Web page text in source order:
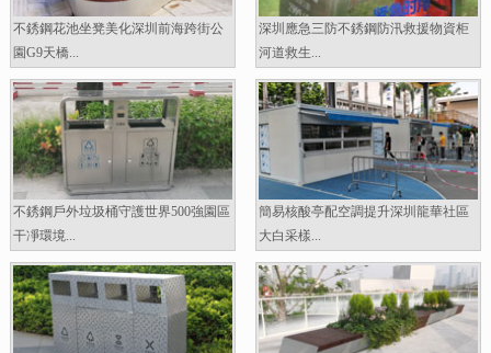
不銹鋼花池坐凳美化深圳前海跨街公
園G9天橋...
深圳應急三防不銹鋼防汛救援物資柜
河道救生...
不銹鋼戶外垃圾桶守護世界500強園區
干凈環境...
簡易核酸亭配空調提升深圳龍華社區
大白采樣...